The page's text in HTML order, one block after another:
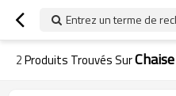
Entrez un terme de
2Produits Trouvés Sur